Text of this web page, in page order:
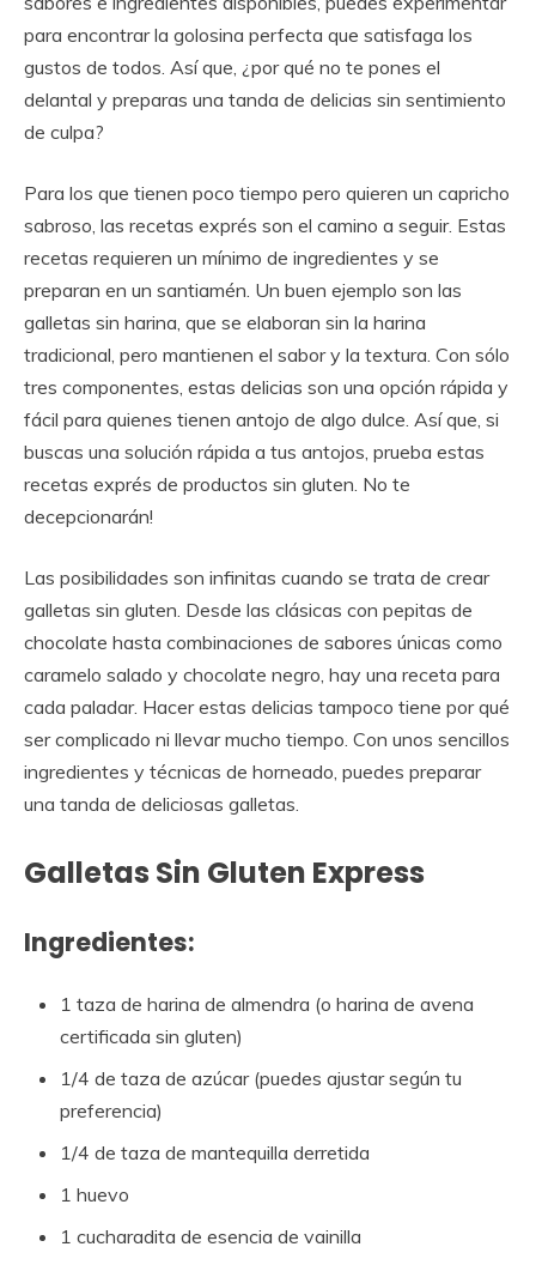
para encontrar la golosina perfecta que satisfaga los
gustos de todos. Así que, ¿por qué no te pones el
delantal y preparas una tanda de delicias sin sentimiento
de culpa?
Para los que tienen poco tiempo pero quieren un capricho
sabroso, las recetas exprés son el camino a seguir. Estas
recetas requieren un mínimo de ingredientes y se
preparan en un santiamén. Un buen ejemplo son las
galletas sin harina, que se elaboran sin la harina
tradicional, pero mantienen el sabor y la textura. Con sólo
tres componentes, estas delicias son una opción rápida y
fácil para quienes tienen antojo de algo dulce. Así que, si
buscas una solución rápida a tus antojos, prueba estas
recetas exprés de productos sin gluten. No te
decepcionarán!
Las posibilidades son infinitas cuando se trata de crear
galletas sin gluten. Desde las clásicas con pepitas de
chocolate hasta combinaciones de sabores únicas como
caramelo salado y chocolate negro, hay una receta para
cada paladar. Hacer estas delicias tampoco tiene por qué
ser complicado ni llevar mucho tiempo. Con unos sencillos
ingredientes y técnicas de horneado, puedes preparar
una tanda de deliciosas galletas.
Galletas Sin Gluten Express
Ingredientes:
1 taza de harina de almendra (o harina de avena
certificada sin gluten)
1/4 de taza de azúcar (puedes ajustar según tu
preferencia)
1/4 de taza de mantequilla derretida
1 huevo
1 cucharadita de esencia de vainilla